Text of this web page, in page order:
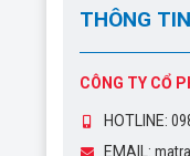
THÔNG
CÔNG TY CỔ
HOTLINE:
EMAIL: